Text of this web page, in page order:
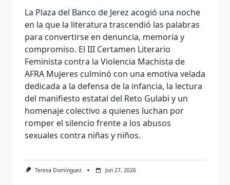
La Plaza del Banco de Jerez acogió una noche
en la que la literatura trascendió las palabras
para convertirse en denuncia, memoria y
compromiso. El III Certamen Literario
Feminista contra la Violencia Machista de
AFRA Mujeres culminó con una emotiva velada
dedicada a la defensa de la infancia, la lectura
del manifiesto estatal del Reto Gulabi y un
homenaje colectivo a quienes luchan por
romper el silencio frente a los abusos
sexuales contra niñas y niños.
Teresa Domínguez Jun 27, 2026